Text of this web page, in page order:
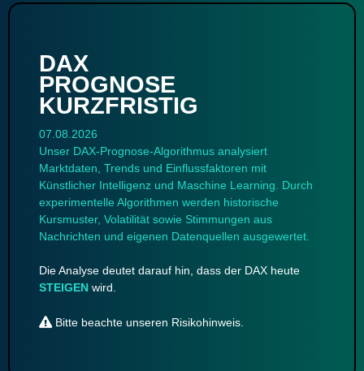
DAX
PROGNOSE
KURZFRISTIG
07.08.2026
Unser DAX-Prognose-Algorithmus analysiert
Marktdaten, Trends und Einflussfaktoren mit
Künstlicher Intelligenz und Maschine Learning. Durch
experimentelle Algorithmen werden historische
Kursmuster, Volatilität sowie Stimmungen aus
Nachrichten und eigenen Datenquellen ausgewertet.
Die Analyse deutet darauf hin, dass der DAX heute
STEIGEN wird.
Bitte beachte unseren Risikohinweis